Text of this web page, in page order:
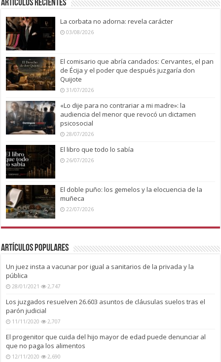
Artículos recientes
La corbata no adorna: revela carácter
03/08/2026
El comisario que abría candados: Cervantes, el pan
de Écija y el poder que después juzgaría don
Quijote
31/07/2026
«Lo dije para no contrariar a mi madre»: la
audiencia del menor que revocó un dictamen
psicosocial
28/07/2026
El libro que todo lo sabía
26/07/2026
El doble puño: los gemelos y la elocuencia de la
muñeca
22/07/2026
Artículos Populares
Un juez insta a vacunar por igual a sanitarios de la privada y la
pública
28/01/2021 2,747
Los juzgados resuelven 26.603 asuntos de cláusulas suelos tras el
parón judicial
11/11/2020 2,707
El progenitor que cuida del hijo mayor de edad puede denunciar al
que no paga los alimentos
12/11/2020 2,690